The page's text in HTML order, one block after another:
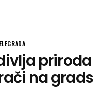
priroda
na